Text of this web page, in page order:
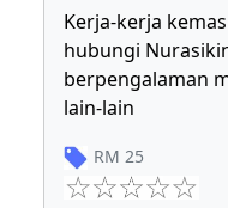
Kerja-kerja
hubungi
berpengalaman
lain-lain
RM 25